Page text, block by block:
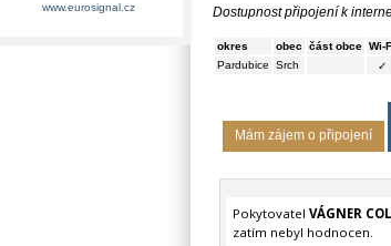
Dostupnost připojení k
okres obec část obce Wi-
Pardubice
Srch ✓
Mám zájem o připojení
Pokytovatel VÁGNER
zatím nebyl hodnocen.
www.eurosignal.cz